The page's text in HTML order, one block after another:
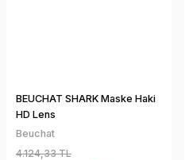
BEUCHAT SHARK Maske Haki
HD Lens
Beuchat
4.124,33 TL